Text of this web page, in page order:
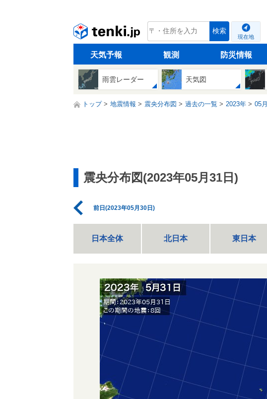
tenki.jp 検索
現在地
天気予報 観測 防災情報
雨雲レーダー 天気図
トップ 地震情報 震央分布図 過去の一覧 2023年 05月
震央分布図(2023年05月31日)
前日(2023年05月30日)
日本全体 北日本 東日本